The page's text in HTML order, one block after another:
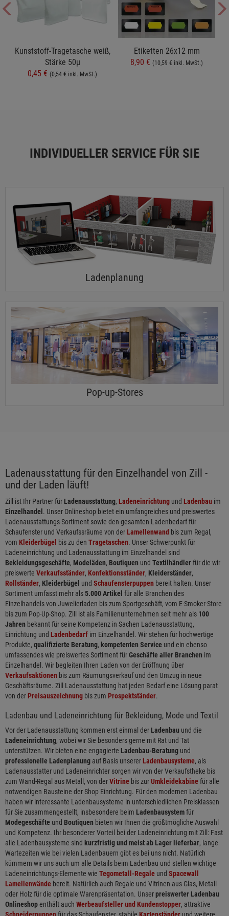
Kunststoff-Tragetasche weiß,
Stärke 50µ
0,45 € (0,54 € inkl. MwSt.)
Etiketten 26x12 mm
8,90 € (10,59 € inkl. MwSt.)
INDIVIDUELLER SERVICE FÜR SIE
Ladenplanung
Pop-up-Stores
Ladenausstattung für den Einzelhandel von Zill -
und der Laden läuft!
Zill ist Ihr Partner für Ladenausstattung, Ladeneinrichtung und Ladenbau im
Einzelhandel . Unser Onlineshop bietet ein umfangreiches und preiswertes
Ladenausstattungs-Sortiment sowie den gesamten Ladenbedarf für
Schaufenster und Verkaufssräume von derLamellenwand bis zum Regal,
vom Kleiderbügel bis zu den Tragetaschen. Unser Schwerpunkt für
Ladeneinrichtung und Ladenausstattung im Einzelhandel sind
Bekleidungsgeschäfte, Modeläden, Boutiquen und Textilhändlerfür die wir
preiswerte Verkaufsständer, Konfektionsständer, Kleiderständer,
Rollständer, Kleiderbügel und Schaufensterpuppen bereit halten. Unser
Sortiment umfasst mehr als5.000 Artikel für alle Branchen des
Einzelhandels von Juwelierladen bis zum Sportgeschäft, vom E-Smoker-Store
bis zum Pop-Up-Shop. Zill ist als Familienunternehmen seit mehr als 100
Jahren bekannt für seine Kompetenz in Sachen Ladenausstattung,
Einrichtung und Ladenbedarf im Einzelhandel. Wir stehen für hochwertige
Produkte, qualifizierte Beratung, kompetenten Service und ein ebenso
umfassendes wie preiswertes Sortiment fürGeschäfte aller Branchen im
Einzelhandel. Wir begleiten Ihren Laden von der Eröffnung über
Verkaufsaktionen bis zum Räumungsverkauf und den Umzug in neue
Geschäftsräume. Zill Ladenausstattung hat jeden Bedarf eine Lösung parat
von derPreisauszeichnung bis zum Prospektständer.
Ladenbau und Ladeneinrichtung für Bekleidung, Mode und Textil
Vor der Ladenausstattung kommen erst einmal der Ladenbau und die
Ladeneinrichtung, wobei wir Sie besonders gerne mit Rat und Tat
unterstützen. Wir bieten eine engagierte Ladenbau-Beratung und
professionelle Ladenplanung auf Basis unsererLadenbausysteme, als
Ladenausstatter und Ladeneinrichter sorgen wir von der Verkaufstheke bis
zum Wand-Regal aus Metall, von derVitrine bis zurUmkleidekabinefür alle
notwendigen Bausteine der Shop Einrichtung. Für den modernen Ladenbau
haben wir interessante Ladenbausysteme in unterschiedlichen Preisklassen
für Sie zusammengestellt, insbesondere beim Ladenbausystemfür
Modegeschäfte und Boutiquen bieten wir Ihnen die größtmögliche Auswahl
und Kompetenz. Ihr besonderer Vorteil bei der Ladeneinrichtung mit Zill: Fast
alle Ladenbausysteme sind kurzfristig und meist ab Lager lieferbar, lange
Wartezeiten wie bei vielen Ladenbauern gibt es bei uns nicht. Natürlich
kümmern wir uns auch um alle Details beim Ladenbau und stellen wichtige
Ladeneinrichtungs-Elemente wie Tegometall-Regale und Spacewall
Lamellenwände bereit. Natürlich auch Regale und Vitrinen aus Glas, Metall
oder Holz für die optimale Warenpräsentation. Unserpreiswerter Ladenbau
Onlineshopenthält auch Werbeaufsteller und Kundenstopper, attraktive